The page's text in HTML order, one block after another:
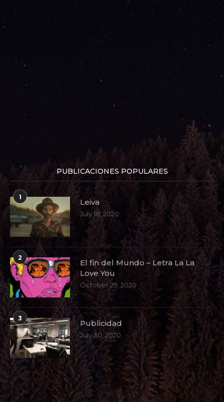
PUBLICACIONES POPULARES
1
Leiva
July 18, 2020
2
El fin del Mundo – Letra La La
Love You
October 29, 2020
3
Publicidad
July 30, 2020